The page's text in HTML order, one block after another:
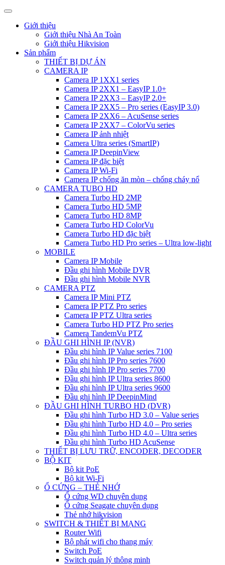
Giới thiệu
Giới thiệu Nhà An Toàn
Giới thiệu Hikvision
Sản phẩm
THIẾT BỊ DỰ ÁN
CAMERA IP
Camera IP 1XX1 series
Camera IP 2XX1 – EasyIP 1.0+
Camera IP 2XX3 – EasyIP 2.0+
Camera IP 2XX5 – Pro series (EasyIP 3.0)
Camera IP 2XX6 – AcuSense series
Camera IP 2XX7 – ColorVu series
Camera IP ảnh nhiệt
Camera Ultra series (SmartIP)
Camera IP DeepinView
Camera IP đặc biệt
Camera IP Wi-Fi
Camera IP chống ăn mòn – chống cháy nổ
CAMERA TUBO HD
Camera Turbo HD 2MP
Camera Turbo HD 5MP
Camera Turbo HD 8MP
Camera Turbo HD ColorVu
Camera Turbo HD đặc biệt
Camera Turbo HD Pro series – Ultra low-light
MOBILE
Camera IP Mobile
Đầu ghi hình Mobile DVR
Đầu ghi hình Mobile NVR
CAMERA PTZ
Camera IP Mini PTZ
Camera IP PTZ Pro series
Camera IP PTZ Ultra series
Camera Turbo HD PTZ Pro series
Camera TandemVu PTZ
ĐẦU GHI HÌNH IP (NVR)
Đầu ghi hình IP Value series 7100
Đầu ghi hình IP Pro series 7600
Đầu ghi hình IP Pro series 7700
Đầu ghi hình IP Ultra series 8600
Đầu ghi hình IP Ultra series 9600
Đầu ghi hình IP DeepinMind
ĐẦU GHI HÌNH TURBO HD (DVR)
Đầu ghi hình Turbo HD 3.0 – Value series
Đầu ghi hình Turbo HD 4.0 – Pro series
Đầu ghi hình Turbo HD 4.0 – Ultra series
Đầu ghi hình Turbo HD AcuSense
THIẾT BỊ LƯU TRỮ, ENCODER, DECODER
BỘ KIT
Bộ kit PoE
Bộ kit Wi-Fi
Ổ CỨNG – THẺ NHỚ
Ổ cứng WD chuyên dụng
Ổ cứng Seagate chuyên dụng
Thẻ nhớ hikvision
SWITCH & THIẾT BỊ MẠNG
Router Wifi
Bộ phát wifi cho thang máy
Switch PoE
Switch quản lý thông minh